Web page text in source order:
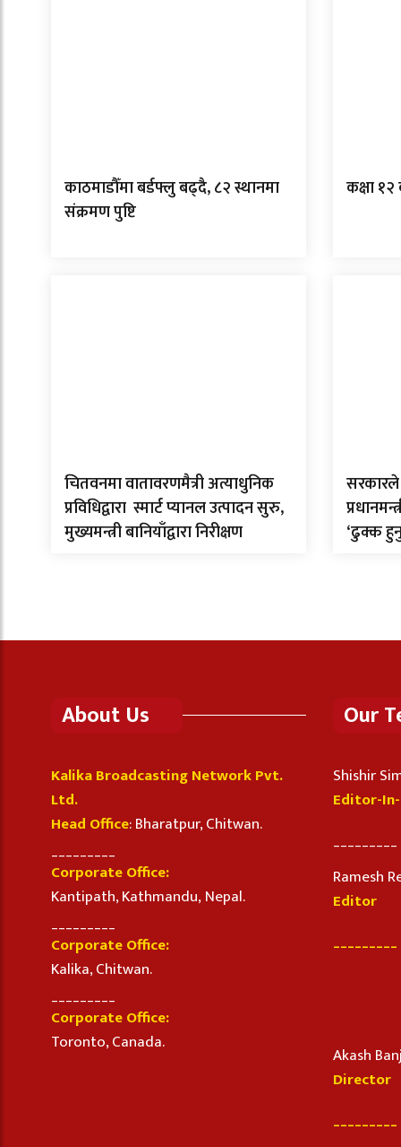
काठमाडौँमा बर्डफ्लु बढ्दै, ८२ स्थानमा
संक्रमण पुष्टि
कक्षा
चितवनमा वातावरणमैत्री अत्याधुनिक
प्रविधिद्वारा स्मार्ट प्यानल उत्पादन सुरु,
मुख्यमन्त्री बानियाँद्वारा निरीक्षण
‘ढुक्क
About Us
Kalika Broadcasting Network Pvt.
Ltd.
Head Office: Bharatpur, Chitwan.
Corporate Office:
Kantipath, Kathmandu, Nepal.
Corporate Office:
Kalika, Chitwan.
Corporate Office:
Toronto, Canada.
Our
Shishir
Editor-
Ramesh
Editor
_________
Akash
Director
_________